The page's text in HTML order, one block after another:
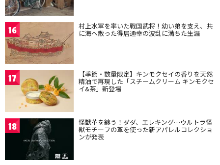
16 村上水軍を率いた戦国武将！幼い弟を支え、共
に海へ散った得居通幸の波乱に満ちた生涯
17 【季節・数量限定】キンモクセイの香りを天然
精油で再現した「スチームクリーム キンモクセ
イ&茶」新登場
18 怪獣革を纏う！ダダ、エレキング…ウルトラ怪
獣モチーフの革を使った新アパレルコレクショ
ンが発表